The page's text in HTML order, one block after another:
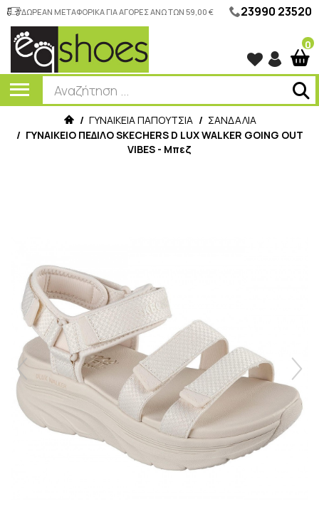
ΔΩΡΕΑΝ ΜΕΤΑΦΟΡΙΚΑ ΓΙΑ ΑΓΟΡΕΣ ΑΝΩ ΤΩΝ 59,00 € 23990 23520
0
/ ΓΥΝΑΙΚΕΙΑ ΠΑΠΟΥΤΣΙΑ / ΣΑΝΔΑΛΙΑ
/ ΓΥΝΑΙΚΕΙΟ ΠΕΔΙΛΟ SKECHERS D LUX WALKER GOING OUT
VIBES - Μπεζ